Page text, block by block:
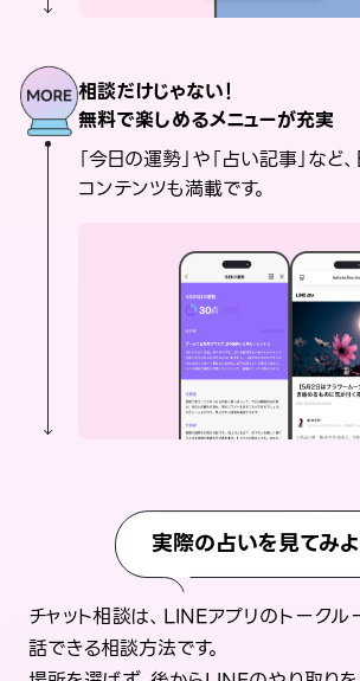
相談だけじゃない！
無料で楽しめるメニューが充実
「今日の運勢」や「占い記事」など
コンテンツも満載です。
実際の占いを見てみ
チャット相談は、LINEアプリのトーク
話できる相談方法です。